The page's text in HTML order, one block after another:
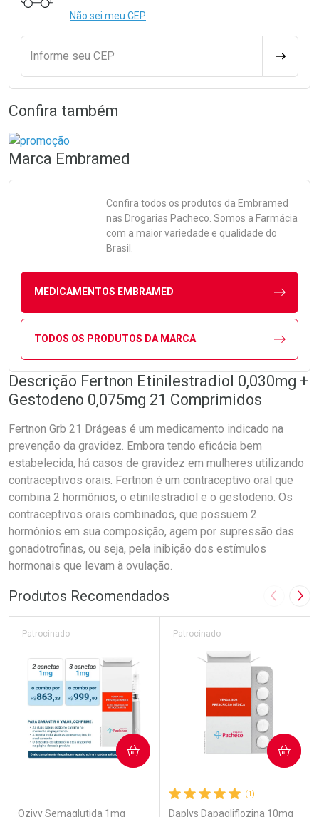
Não sei meu CEP
Informe seu CEP
Confira também
Marca Embramed
Confira todos os produtos da Embramed
nas Drogarias Pacheco. Somos a Farmácia
com a maior variedade e qualidade do
Brasil.
MEDICAMENTOS EMBRAMED
TODOS OS PRODUTOS DA MARCA
Descrição Fertnon Etinilestradiol 0,030mg +
Gestodeno 0,075mg 21 Comprimidos
Fertnon Grb 21 Drágeas é um medicamento indicado na
prevenção da gravidez. Embora tendo eficácia bem
estabelecida, há casos de gravidez em mulheres utilizando
contraceptivos orais. Fertnon é um contraceptivo oral que
combina 2 hormônios, o etinilestradiol e o gestodeno. Os
contraceptivos orais combinados, que possuem 2
hormônios em sua composição, agem por supressão das
gonadotrofinas, ou seja, pela inibição dos estímulos
hormonais que levam à ovulação.
Produtos Recomendados Imagem
Ozivy Semaglutida 1mg
Patrocinado
COMPRAR
(1)
Daplys Dapagliflozina 10mg
Patrocinado
COMPRAR